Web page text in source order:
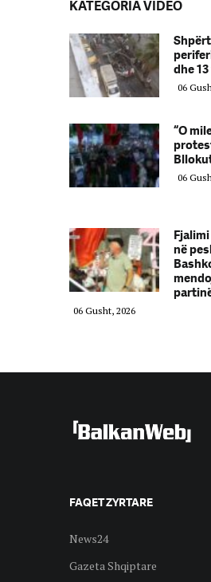
KATEGORIA VIDEO
dhe
06
“O
06
në
06 Gusht, 2026
FAQET ZYRTARE
News24
Gazeta Shqiptare